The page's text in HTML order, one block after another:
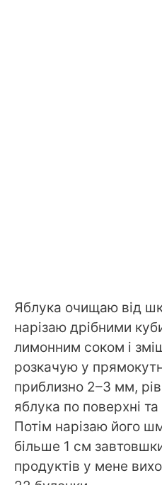
Яблука очищаю від
нарізаю дрібними
лимонним соком і
розкачую у
приблизно 2–3 мм,
яблука по поверхні
Потім нарізаю його
більше 1 см завтовшки.
продуктів у мене